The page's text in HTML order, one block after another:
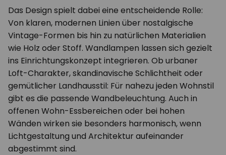
Das Design spielt dabei eine entscheidende Rolle:
Von klaren, modernen Linien über nostalgische
Vintage-Formen bis hin zu natürlichen Materialien
wie Holz oder Stoff. Wandlampen lassen sich gezielt
ins Einrichtungskonzept integrieren. Ob urbaner
Loft-Charakter, skandinavische Schlichtheit oder
gemütlicher Landhausstil: Für nahezu jeden Wohnstil
gibt es die passende Wandbeleuchtung. Auch in
offenen Wohn-Essbereichen oder bei hohen
Wänden wirken sie besonders harmonisch, wenn
Lichtgestaltung und Architektur aufeinander
abgestimmt sind.